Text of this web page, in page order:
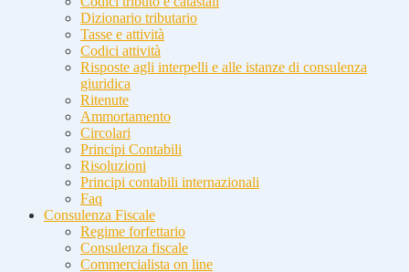
Dizionario tributario
Tasse e attività
Codici attività
Risposte agli interpelli e alle istanze di consulenza
giuridica
Ritenute
Ammortamento
Circolari
Principi Contabili
Risoluzioni
Principi contabili internazionali
Faq
Consulenza Fiscale
Regime forfettario
Consulenza fiscale
Commercialista on line